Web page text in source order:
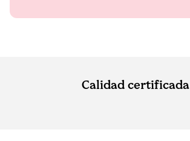
Calidad certificada